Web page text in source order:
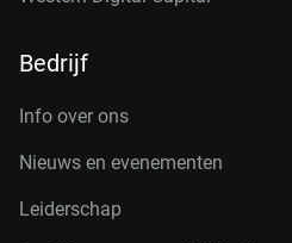
Bedrijf
Info over ons
Nieuws en evenementen
Leiderschap